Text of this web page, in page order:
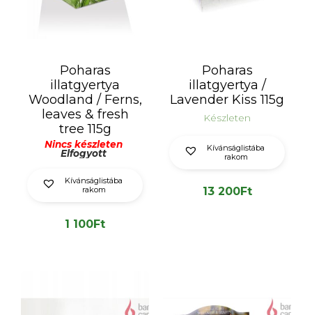
Poharas
illatgyertya
Woodland / Ferns,
leaves & fresh
tree 115g
Nincs készleten
Elfogyott
Kívánságlistába
rakom
1 100Ft
Poharas
illatgyertya /
Lavender Kiss 115g
Készleten
Kívánságlistába
rakom
13 200Ft